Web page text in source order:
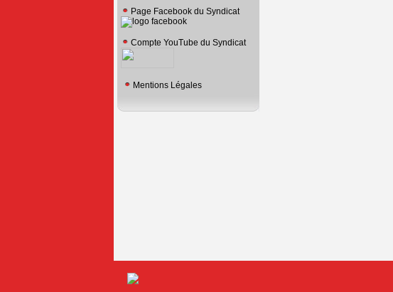
Page Facebook du Syndicat
Compte YouTube du Syndicat
Mentions Légales